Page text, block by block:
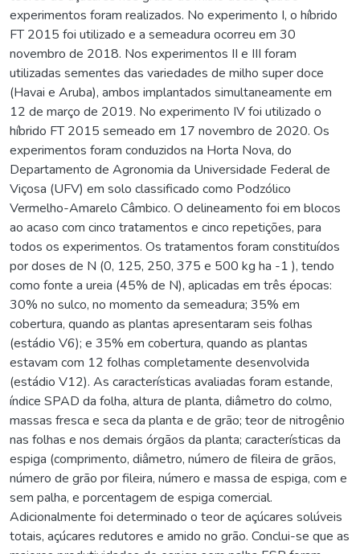
experimentos foram realizados. No experimento I, o híbrido
FT 2015 foi utilizado e a semeadura ocorreu em 30
novembro de 2018. Nos experimentos II e III foram
utilizadas sementes das variedades de milho super doce
(Havai e Aruba), ambos implantados simultaneamente em
12 de março de 2019. No experimento IV foi utilizado o
híbrido FT 2015 semeado em 17 novembro de 2020. Os
experimentos foram conduzidos na Horta Nova, do
Departamento de Agronomia da Universidade Federal de
Viçosa (UFV) em solo classificado como Podzólico
Vermelho-Amarelo Câmbico. O delineamento foi em blocos
ao acaso com cinco tratamentos e cinco repetições, para
todos os experimentos. Os tratamentos foram constituídos
por doses de N (0, 125, 250, 375 e 500 kg ha -1 ), tendo
como fonte a ureia (45% de N), aplicadas em três épocas:
30% no sulco, no momento da semeadura; 35% em
cobertura, quando as plantas apresentaram seis folhas
(estádio V6); e 35% em cobertura, quando as plantas
estavam com 12 folhas completamente desenvolvida
(estádio V12). As características avaliadas foram estande,
índice SPAD da folha, altura de planta, diâmetro do colmo,
massas fresca e seca da planta e de grão; teor de nitrogênio
nas folhas e nos demais órgãos da planta; características da
espiga (comprimento, diâmetro, número de fileira de grãos,
número de grão por fileira, número e massa de espiga, com e
sem palha, e porcentagem de espiga comercial.
Adicionalmente foi determinado o teor de açúcares solúveis
totais, açúcares redutores e amido no grão. Conclui-se que as